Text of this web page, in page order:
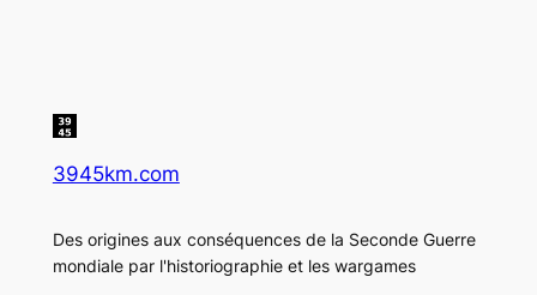
3945km.com
Des origines aux conséquences de la Seconde Guerre
mondiale par l'historiographie et les wargames